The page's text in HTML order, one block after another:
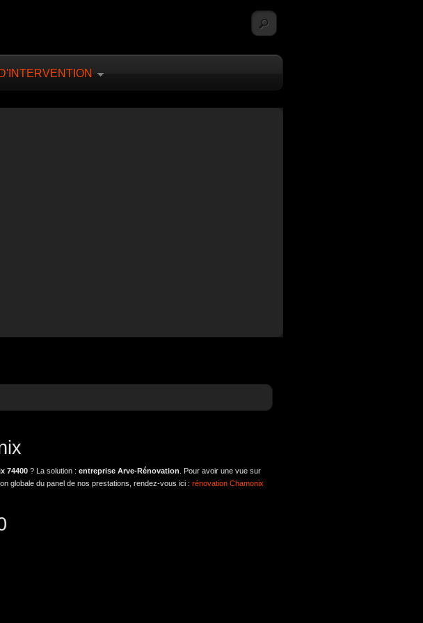
74400 ? La solution : entreprise Arve-Rénovation . Pour avoir une vue sur
globale du panel de nos prestations, rendez-vous ici : rénovation Chamonix